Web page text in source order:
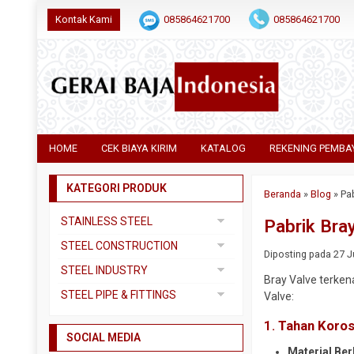
Kontak Kami 085864621700 085864621700
HOME CEK BIAYA KIRIM KATALOG REKENING
Beranda »Blog »
Pabrik
Diposting pada 27
Bray Valve
Valve:
1.Tahan
KATEGORI PRODUK
STAINLESS STEEL
Pipa SS304
Pipa SS310
Pipa SS316
Plat Bordes SS304
STEEL CONSTRUCTION
Besi Beton
Besi CNP
Besi UNP
STEEL INDUSTRY
Dual Plate
Plat A285 GR C
STEEL PIPE & FITTINGS
Ball Valve
SOCIAL MEDIA